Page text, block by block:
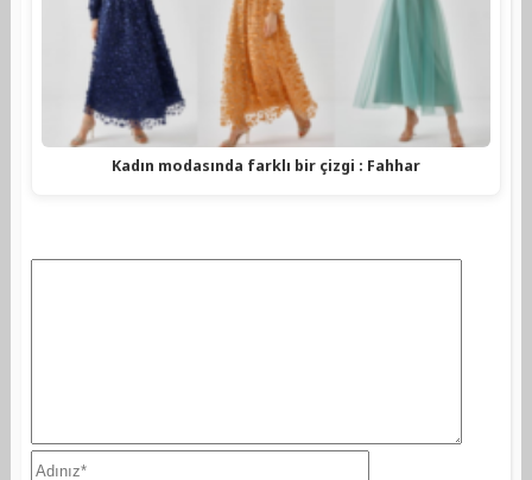
Kadın modasında farklı bir çizgi : Fahhar